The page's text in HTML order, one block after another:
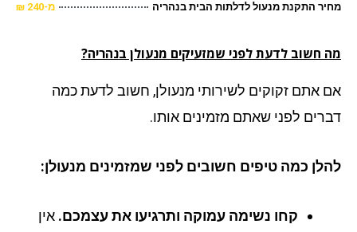
התקנת מנעול לדלתות הבית בנהריה מ-240 ₪
חשוב לדעת לפני שמזעיקים מנעולן בנהריה?
אתם זקוקים לשירותי מנעולן, חשוב לדעת כמה
לפני שאתם מזמינים אותו.
כמה טיפים חשובים לפני שמזמינים מנעולן:
קחו נשימה עמוקה ותרגיעו את עצמכם.אין